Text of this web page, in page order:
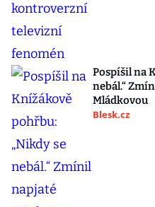
Pospíšil na
nebál.“
Mládkovou
Blesk.cz